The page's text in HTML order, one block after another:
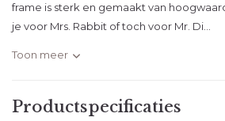
frame is sterk en gemaakt van
je voor Mrs. Rabbit of toch voor Mr. Di...
Toon meer
Productspecificaties